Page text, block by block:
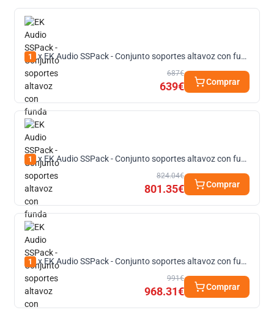
1 x EK Audio SSPack - Conjunto soportes altavoz con funda
687€
639€ Comprar
1 x EK Audio SSPack - Conjunto soportes altavoz con funda
824.04€
801.35€ Comprar
1 x EK Audio SSPack - Conjunto soportes altavoz con funda
991€
968.31€ Comprar